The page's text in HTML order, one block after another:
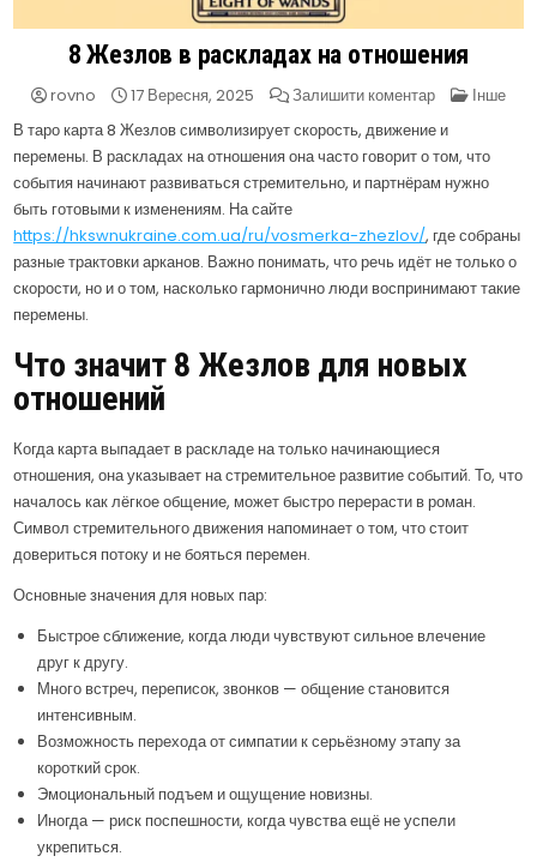
8 Жезлов в раскладах на отношения
rovno 17 Вересня, 2025 Залишити коментарна
Жезлов
в
раскладах
отношения
Інше
В таро карта 8 Жезлов символизирует скорость, движение и
перемены. В раскладах на отношения она часто говорит о том, что
события начинают развиваться стремительно, и партнёрам нужно
быть готовыми к изменениям. На сайте
https://hkswnukraine.com.ua/ru/vosmerka-zhezlov/, где собраны
разные трактовки арканов. Важно понимать, что речь идёт не только о
скорости, но и о том, насколько гармонично люди воспринимают такие
перемены.
Что значит 8 Жезлов для новых
отношений
Когда карта выпадает в раскладе на только начинающиеся
отношения, она указывает на стремительное развитие событий. То, что
началось как лёгкое общение, может быстро перерасти в роман.
Символ стремительного движения напоминает о том, что стоит
довериться потоку и не бояться перемен.
Основные значения для новых пар:
Быстрое сближение, когда люди чувствуют сильное влечение
друг к другу.
Много встреч, переписок, звонков — общение становится
интенсивным.
Возможность перехода от симпатии к серьёзному этапу за
короткий срок.
Эмоциональный подъем и ощущение новизны.
Иногда — риск поспешности, когда чувства ещё не успели
укрепиться.